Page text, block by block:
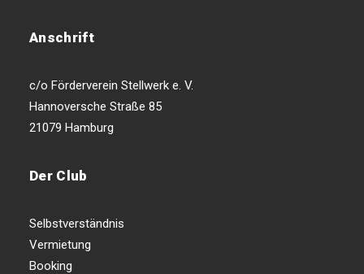
Anschrift
c/o Förderverein Stellwerk e. V.
Hannoversche Straße 85
21079 Hamburg
Der Club
Selbstverständnis
Vermietung
Booking